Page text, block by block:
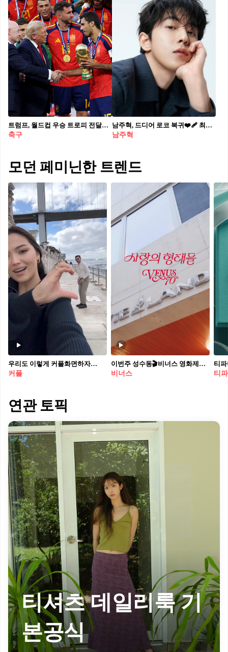
트럼프, 월드컵 우승 트로피 전달🏆 환호와 야유가 엇갈렸다🇺🇸결승 무대에 대통령이 올랐습니다 도널드 트럼프 미국 대통령이 월드컵 결승 시상식에서 우승팀 스페인에 트로피를 직접 전달했습니다. FIFA가 통상 정상급 인사에게 맡기지 않던 시상 관례를 이번엔 달리 운영하면서, 개최국 정상이 그라운드 위 트로피를 건네는 장면이 연출됐습니다. 메트라이프 스타디움을 채운 관중석에서는 환호와 야유가 동시에 터져 나왔습니다. 스페인은 페란 토레스의 연장 결승골로 우승을 확정했습니다. 하프타임에는 BTS 무대가 이어지며 결승 하루에 정치·스포츠·팬덤이 한 무대에서 겹쳤습니다.
축구
남주혁, 드디어 로코 복귀❤️‍🩹 최근 '동궁'으로 많은 사랑을 받고있는 남주혁이 로맨스 드라마 <하트비트>로 돌아옵니다. <하트비트>는 '여신강림, 선재 업고 튀어'를 집필한 이시은 작가의 신작으로 죽은 첫사랑과 똑같이 생긴 남자가 나타나며 펼쳐지는 애틋하고 달콤한 판타지 로맨스물로, 남주혁은 극중 과거를 숨기는 남자 차신조를 연기하는데요.👩🏻‍❤️‍👨🏻 달콤하고 애틋한 서사에, 남주혁이 그려낼 첫사랑이라니…❤️ 이 조합, 기대를 안 할 수가 없겠죠? 2022년 tvN '스물다섯 스물하나' 이후 다시 돌아온 남주혁표 첫사랑 로맨스, 벌써부터 유쾌한 설렘이 기다려지네요.💖
남주혁
모던 페미닌한 트렌드
우리도 이렇게 커플화면하자👩🏻‍❤️‍👨🏻📱
커플
이번주 성수동🎬비너스 영화제ㄱㄱ 속옷 브랜드 영화제?!👙❤️비너스 창립 70주년 이색 팝업 #광고 국내 대표 언더웨어 브랜드 비너스가 특별한 팝업스토어를 열었습니다. 창립 70주년을 맞아 성수동 프라이빗 소극장 '무비랜드'와 협업, <사랑의 형태들>이라는 주제로 영화제를 개최하는데요. 어린 날의 불도저 같은 사랑부터 죽음에 이르는 지독한 사랑까지. 사람의 생김새 만큼이나 다양한 사랑의 형태를 이야기합니다. 팝업스토어에서는 10월 21일부터 11월 3일까지, 2주 동안 영화 7편을 상영합니다. 비너스는 '영화관에서 열리는 팝업스토어'라는 남다른 형태의 행사를 개최하는데요. 1층에서는 러브 페르소나 포토부스, 상영 영화의 대사가 새겨진 한정판 파자마를 만나볼 수 있고, 2층에는 비너스 70년 헤리티지 아카이브 전시도 준비되어 있습니다. 소비자에게 선사할 색다른 브랜드 경험이 기대되네요. 70주년의 헤리티지를 담은 비너스의 특별한 팝업스토어, 지금 바로 확인해보세요.
비너스
티
연관 토픽
티셔츠 데일리룩 기
본공식